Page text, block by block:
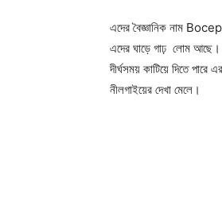
এদের বৈজ্ঞানিক নাম
এদের ঘাড়ে গাঢ় লোম আছে।
দীর্ঘসময় কাটিয়ে দিতে
নীলগাইয়ের দেখা মেলে।